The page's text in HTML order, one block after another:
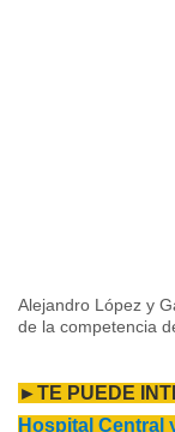
Alejandro López y
de la competencia
►TE PUEDE
Hospital Central